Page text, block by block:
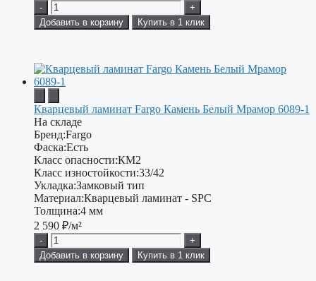
-
+
Добавить в корзину
Купить в 1 клик
Кварцевый ламинат Fargo Камень Белый Мрамор 6089-1
На складе
Бренд:Fargo
Фаска:Есть
Класс опасности:КМ2
Класс изностойкости:33/42
Укладка:Замковый тип
Материал:Кварцевый ламинат - SPC
Толщина:4 мм
2 590 ₽/м²
-
+
Добавить в корзину
Купить в 1 клик